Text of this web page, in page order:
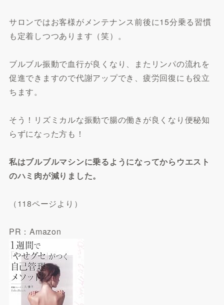
サロンではお客様がメンテナンス前後に15分乗る習慣
も定着しつつあります（笑）。
ブルブル振動で血行が良くなり、またリンパの流れを
促進できますので代謝アップでき、疲労回復にも役立
ちます。
そう！リズミカルな振動で腸の働きが良くなり便秘知
らずになった方も！
私はブルブルマシンに乗るようになってからウエスト
のハミ肉が減りました。
（118ページより）
PR：Amazon